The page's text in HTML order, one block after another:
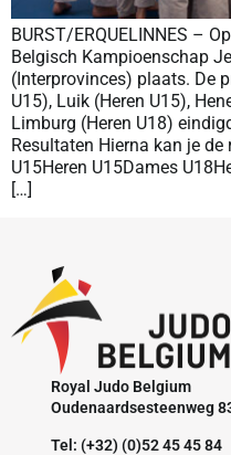
BURST/ERQUELINNES –
Belgisch Kampioenschap
(Interprovinces) plaats. De
U15), Luik (Heren U15),
Limburg (Heren U18)
Resultaten Hierna kan je
U15Heren U15Dames
[…]
Royal Judo Belgium
Oudenaardsesteenweg
Tel: (+32) (0)52 45 45 84